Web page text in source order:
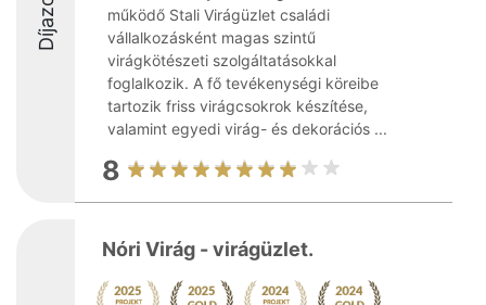
működő Stali Virágüzlet családi
vállalkozásként magas szintű
virágkötészeti szolgáltatásokkal
foglalkozik. A fő tevékenységi köreibe
tartozik friss virágcsokrok készítése,
valamint egyedi virág- és dekorációs ...
8
Nóri Virág - virágüzlet.